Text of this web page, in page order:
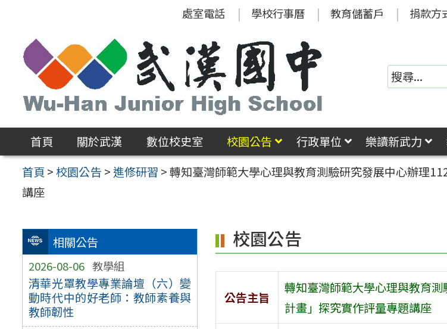
區
處室電話 學校行事曆 教育儲蓄戶 捐款方
首頁 關於武漢 數位校史室 校園公告 行政單位 樂讀新武力
首頁 >校園公告 >進修研習 >轉知臺灣師範大學心理與教育測驗研究發展中心辦理
講座
相關公告
2026-08-06 教學組
清華光罩教學專業論壇（六）變
動時代中的好老師：教師素養與
教師韌性
校園公告
公告主旨
轉知臺灣師範大學心理與教育
計畫」探究實作評量專題講座